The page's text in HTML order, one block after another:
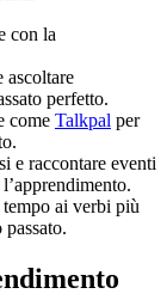
con la
ascoltare
perfetto.
come Talkpal per
e raccontare eventi
tempo ai verbi più